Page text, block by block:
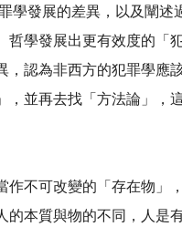
發展的差異，以及闡述
學發展出更有效度的「
，認為非西方的犯罪學應
並再去找「方法論」，
不可改變的「存在物」
本質與物的不同，人是